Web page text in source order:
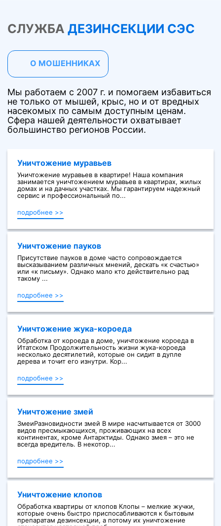
СЛУЖБА ДЕЗИНСЕКЦИИ СЭС
О МОШЕННИКАХ
Мы работаем с 2007 г. и помогаем избавиться
не только от мышей, крыс, но и от вредных
насекомых по самым доступным ценам.
Сфера нашей деятельности охватывает
большинство регионов России.
Уничтожение муравьев
Уничтожение муравьев в квартире! Наша компания
занимается уничтожением муравьев в квартирах, жилых
домах и на дачных участках. Мы гарантируем надежный
сервис и профессиональный по...
подробнее >>
Уничтожение пауков
Присутствие пауков в доме часто сопровождается
высказыванием различных мнений, дескать «к счастью»
или «к письму». Однако мало кто действительно рад
такому ...
подробнее >>
Уничтожение жука-короеда
Обработка от короеда в доме, уничтожение короеда в
Итатском Продолжительность жизни жука-короеда
несколько десятилетий, которые он сидит в дупле
дерева и точит его изнутри. Кор...
подробнее >>
Уничтожение змей
ЗмеиРазновидности змей В мире насчитывается от 3000
видов пресмыкающихся, проживающих на всех
континентах, кроме Антарктиды. Однако змея – это не
всегда вредитель. В некотор...
подробнее >>
Уничтожение клопов
Обработка квартиры от клопов Клопы – мелкие жучки,
которые очень быстро приспосабливаются к бытовым
препаратам дезинсекции, а потому их уничтожение